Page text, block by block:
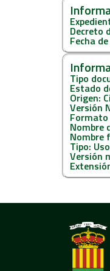
Decreto
Fecha
Tipo
Estado
Origen:
Versión
Formato
Nombre
Nombre
Tipo:
Versión